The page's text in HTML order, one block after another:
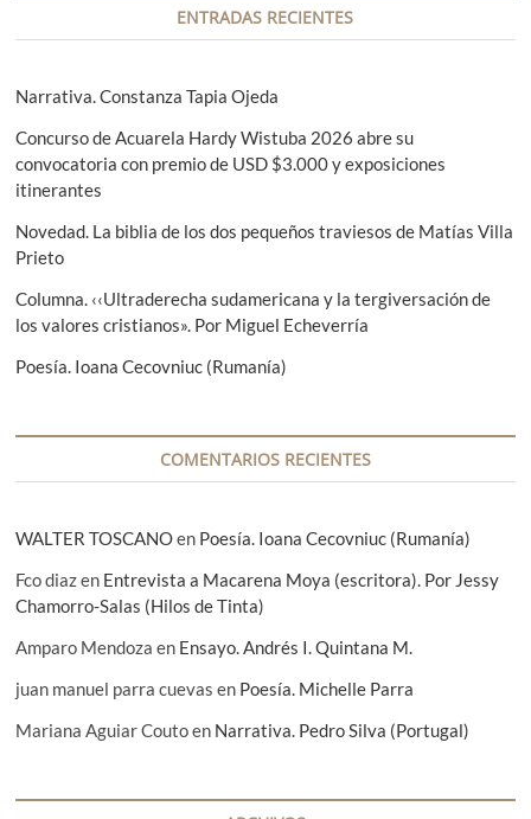
i
ó
n
d
e
e
n
t
r
d
e
i
r
:
s
i
e
n
ENTRADAS RECIENTES
Narrativa. Constanza Tapia Ojeda
Concurso de Acuarela Hardy Wistuba 2026 abre su
convocatoria con premio de USD $3.000 y exposiciones
itinerantes
Novedad. La biblia de los dos pequeños traviesos de Matías Villa
Prieto
Columna. ‹‹Ultraderecha sudamericana y la tergiversación de
los valores cristianos». Por Miguel Echeverría
Poesía. Ioana Cecovniuc (Rumanía)
COMENTARIOS RECIENTES
WALTER TOSCANOen Poesía. Ioana Cecovniuc (Rumanía)
Fco diazen Entrevista a Macarena Moya (escritora). Por Jessy
Chamorro-Salas (Hilos de Tinta)
Amparo Mendoza en Ensayo. Andrés I. Quintana M.
juan manuel parra cuevas en Poesía. Michelle Parra
Mariana Aguiar Coutoen Narrativa. Pedro Silva (Portugal)